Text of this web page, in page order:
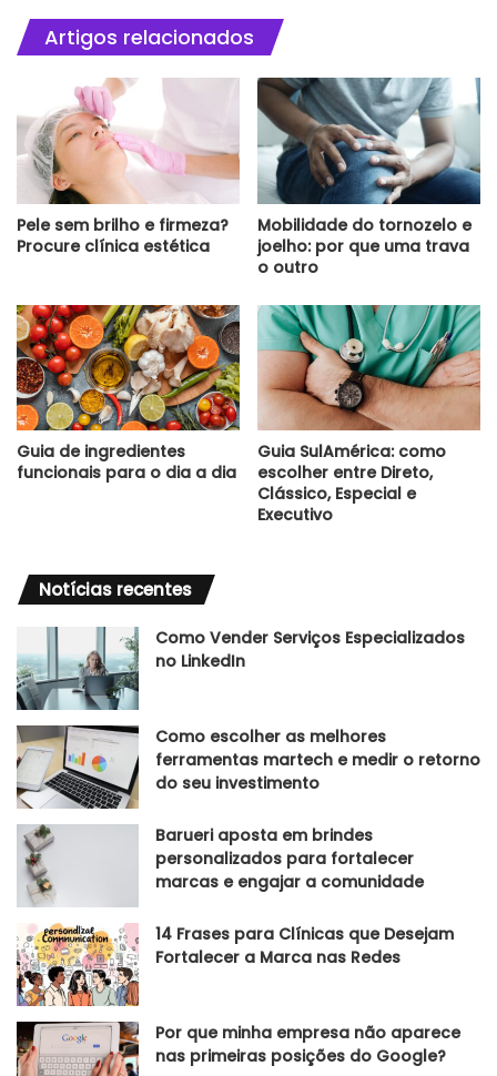
Artigos relacionados
Pele sem brilho e firmeza?
Procure clínica estética
Mobilidade do tornozelo e
joelho: por que uma trava
o outro
Guia de ingredientes
funcionais para o dia a dia
Guia SulAmérica: como
escolher entre Direto,
Clássico, Especial e
Executivo
Notícias recentes
Como Vender Serviços Especializados
no LinkedIn
Como escolher as melhores
ferramentas martech e medir o retorno
do seu investimento
Barueri aposta em brindes
personalizados para fortalecer
marcas e engajar a comunidade
14 Frases para Clínicas que Desejam
Fortalecer a Marca nas Redes
Por que minha empresa não aparece
nas primeiras posições do Google?